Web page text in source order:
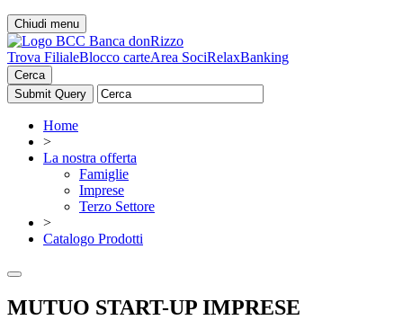
Chiudi menu
Trova FilialeBlocco carteArea SociRelaxBanking
Cerca
Home
>
La nostra offerta
Famiglie
Imprese
Terzo Settore
>
Catalogo Prodotti
MUTUO START-UP IMPRESE